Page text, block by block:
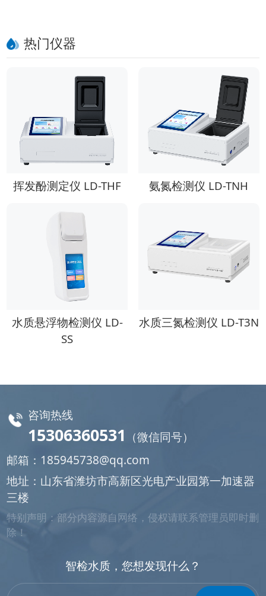
热门仪器
挥发酚测定仪 LD-THF 氨氮检测仪 LD-TNH
水质悬浮物检测仪 LD-
SS
水质三氮检测仪 LD-T3N
咨询热线
15306360531
（微信同号）
邮箱： 185945738@qq.com
地址：山东省潍坊市高新区光电产业园第一加速器
三楼
特别声明：部分内容源自网络，侵权请联系管理员即时删
除！
智检水质，您想发现什么？